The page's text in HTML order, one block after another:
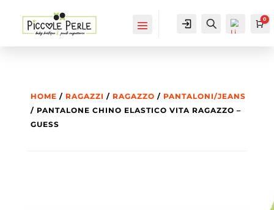
IL MIO
ACCOUNT
ACCOUNT
Cerca... 0
HOME / RAGAZZI / RAGAZZO / PANTALONI/JEANS
/ PANTALONE CHINO ELASTICO VITA RAGAZZO –
GUESS